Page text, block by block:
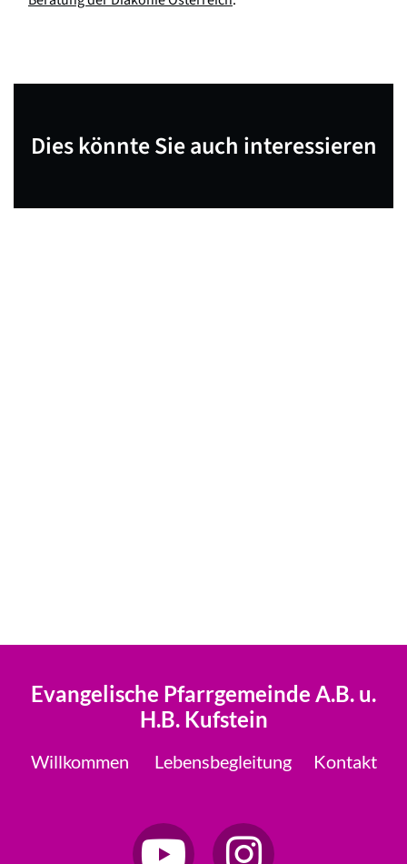
Dies könnte Sie auch interessieren
Evangelische Pfarrgemeinde A.B. u.
H.B. Kufstein
Willkommen Lebensbegleitung Kontakt